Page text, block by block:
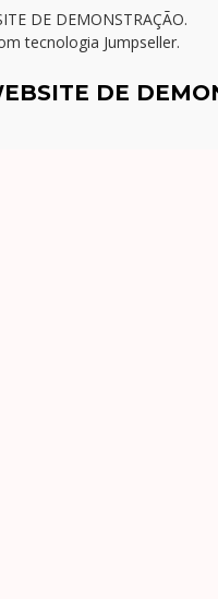
DE DEMONSTRAÇÃO.
tecnologia Jumpseller.
DE